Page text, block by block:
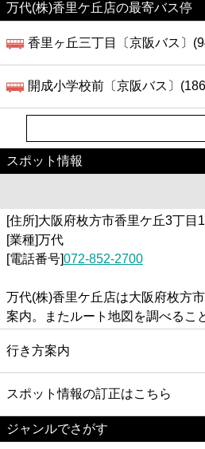
万代(株)香里ケ丘店の最寄バス停
香里ヶ丘三丁目〔京阪バス〕
開成小学校前〔京阪バス〕
スポット情報
[住所]大阪府枚方市香里ケ丘3丁目
[業種]万代
[電話番号]072-852-2700
万代(株)香里ケ丘店は大阪府枚方
案内。またルート地図を調べるこ
行き方案内
スポット情報の訂正はこちら
ジャンルでさがす